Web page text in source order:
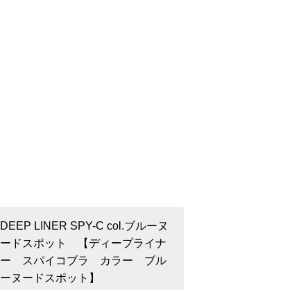
DEEP LINER SPY-C col.ブルーヌ
ードスポット 【ディープライナ
ー スパイコブラ カラー ブル
ーヌードスポット】